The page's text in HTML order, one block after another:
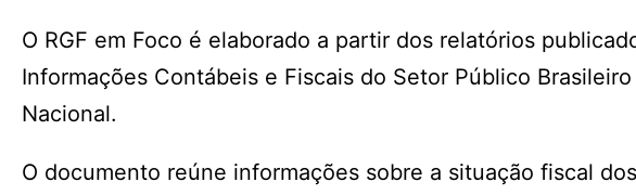
O RGF em Foco é elaborado a partir dos relatórios
Informações Contábeis e Fiscais do Setor Público
Nacional.
O documento reúne informações sobre a situação fiscal